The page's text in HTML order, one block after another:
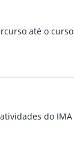
até o curso
do